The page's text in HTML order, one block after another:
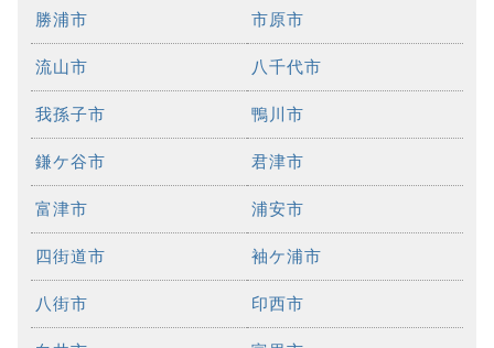
勝浦市 市原市
流山市 八千代市
我孫子市 鴨川市
鎌ケ谷市 君津市
富津市 浦安市
四街道市 袖ケ浦市
八街市 印西市